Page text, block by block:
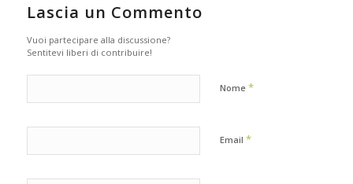
Lascia un Commento
Vuoi partecipare alla discussione?
Sentitevi liberi di contribuire!
Nome *
Email *